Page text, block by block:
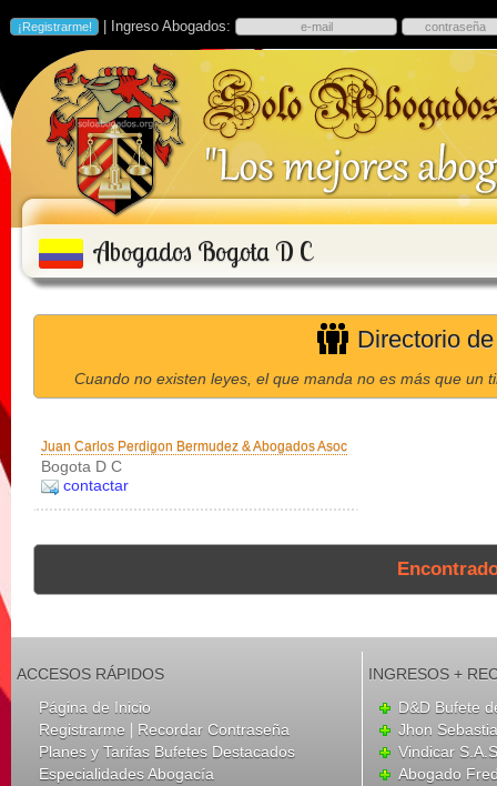
| Ingreso Abogados:
Abogados Bogota D C
Directorio
Cuando no existen leyes, el que manda no es más que un
Juan Carlos Perdigon Bermudez & Abogados Asoc
Bogota D C
contactar
ACCESOS RÁPIDOS
Página de Inicio
Registrarme | Recordar Contraseña
Planes y Tarifas Bufetes Destacados
Especialidades Abogacía
INGRESOS +
D&D Bufete
Jhon
Vindicar S.A.S
Abogado